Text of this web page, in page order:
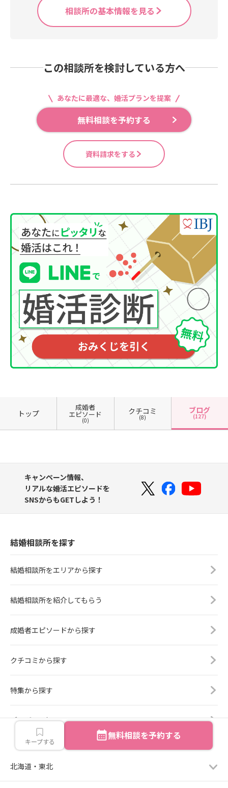
相談所の基本情報を見る
この相談所を検討している方へ
あなたに最適な、婚活プランを提案
無料相談を予約する
資料請求をする
トップ
成婚者
エピソード
(0)
クチコミ
(8)
ブログ
(127)
キープする 無料相談を予約する
キャンペーン情報、
リアルな婚活エピソードを
SNSからもGETしよう！
結婚相談所を探す
結婚相談所をエリアから探す
結婚相談所を紹介してもらう
成婚者エピソードから探す
クチコミから探す
特集から探す
ブログから探す
エリアから探す
北海道・東北